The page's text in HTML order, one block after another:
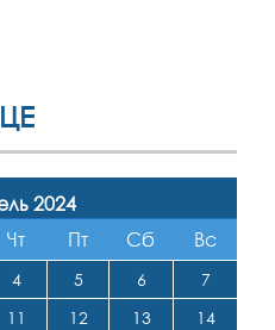
2024
Чт Пт Сб Вс
4 5 6
7
11 12 13
14